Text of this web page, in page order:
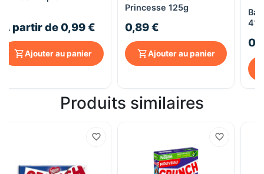
À partir de 0,99 €
Ajouter au panier
Princesse 125g
0,89 €
Ajouter au panier
Produits similaires